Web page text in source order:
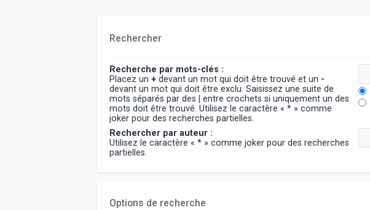
Rechercher
Recherche par mots-clés :
Placez un+ devant un mot qui doit être trouvé et un -
devant un mot qui doit être exclu. Saisissez une suite de
mots séparés par des| entre crochets si uniquement un des
mots doit être trouvé. Utilisez le caractère « * » comme
joker pour des recherches partielles.
Rechercher par auteur :
Utilisez le caractère « * » comme joker pour des recherches
partielles.
Options de recherche